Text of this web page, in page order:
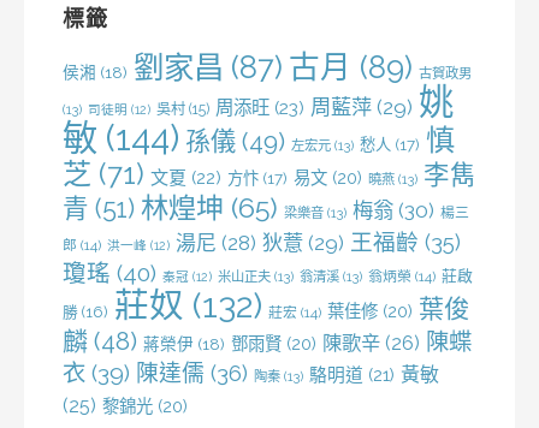
標籤
侯湘 (18) 劉家昌 (87) 古月 (89) 古賀政男
(13) 司徒明 (12) 吳村 (15) 周添旺 (23) 周藍萍 (29) 姚
敏 (144) 孫儀 (49) 左宏元 (13) 愁人 (17) 慎
芝 (71) 文夏 (22) 方忭 (17) 易文 (20) 曉燕 (13) 李雋
青 (51) 林煌坤 (65) 梁樂音 (13) 梅翁 (30) 楊三
郎 (14) 洪一峰 (12) 湯尼 (28) 狄薏 (29) 王福齡 (35)
瓊瑤 (40) 秦冠 (12) 米山正夫 (13) 翁清溪 (13) 翁炳榮 (14) 莊啟
勝 (16) 莊奴 (132) 莊宏 (14) 葉佳修 (20) 葉俊
麟 (48) 蔣榮伊 (18) 鄧雨賢 (20) 陳歌辛 (26) 陳蝶
衣 (39) 陳達儒 (36) 陶秦 (13) 駱明道 (21) 黃敏
(25) 黎錦光 (20)